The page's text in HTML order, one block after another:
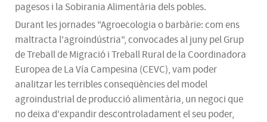
pagesos i la Sobirania Alimentària dels pobles.
Durant les jornades "Agroecologia o barbàrie: com ens
maltracta l'agroindústria", convocades al juny pel Grup
de Treball de Migració i Treball Rural de la Coordinadora
Europea de La Vía Campesina (CEVC), vam poder
analitzar les terribles conseqüències del model
agroindustrial de producció alimentària, un negoci que
no deixa d'expandir descontroladament el seu poder,